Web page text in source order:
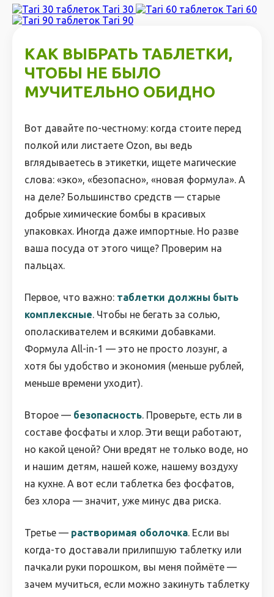
Tari 30
Tari 60
Tari 90
КАК ВЫБРАТЬ ТАБЛЕТКИ,
ЧТОБЫ НЕ БЫЛО
МУЧИТЕЛЬНО ОБИДНО
Вот давайте по-честному: когда стоите перед
полкой или листаете Ozon, вы ведь
вглядываетесь в этикетки, ищете магические
слова: «эко», «безопасно», «новая формула». А
на деле? Большинство средств — старые
добрые химические бомбы в красивых
упаковках. Иногда даже импортные. Но разве
ваша посуда от этого чище? Проверим на
пальцах.
Первое, что важно: таблетки должны быть
комплексные. Чтобы не бегать за солью,
ополаскивателем и всякими добавками.
Формула All-in-1 — это не просто лозунг, а
хотя бы удобство и экономия (меньше рублей,
меньше времени уходит).
Второе — безопасность. Проверьте, есть ли в
составе фосфаты и хлор. Эти вещи работают,
но какой ценой? Они вредят не только воде, но
и нашим детям, нашей коже, нашему воздуху
на кухне. А вот если таблетка без фосфатов,
без хлора — значит, уже минус два риска.
Третье — растворимая оболочка. Если вы
когда-то доставали прилипшую таблетку или
пачкали руки порошком, вы меня поймёте —
зачем мучиться, если можно закинуть таблетку